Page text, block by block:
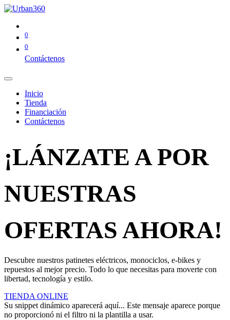
0
0
Contáctenos
Inicio
Tienda
Financiación
Contáctenos
¡LÁNZATE A POR
NUESTRAS
OFERTAS AHORA!
Descubre nuestros patinetes eléctricos, monociclos, e-bikes y
repuestos al mejor precio. Todo lo que necesitas para moverte con
libertad, tecnología y estilo.
TIENDA ONLINE
Su snippet dinámico aparecerá aquí... Este mensaje aparece porque
no proporcionó ni el filtro ni la plantilla a usar.